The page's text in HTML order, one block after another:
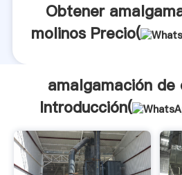
Obtener
molinos Precio(
amalgamación de
Introducción(